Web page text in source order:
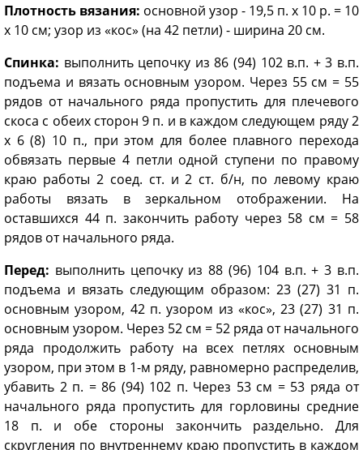
Плотность вязания: основной узор - 19,5 п. х 10 р. = 10
х 10 см; узор из «кос» (на 42 петли) - ширина 20 см.
Спинка: выполнить цепочку из 86 (94) 102 в.п. + 3 в.п.
подъема и вязать основным узором. Через 55 см = 55
рядов от начального ряда пропустить для плечевого
скоса с обеих сторон 9 п. и в каждом следующем ряду 2
х 6 (8) 10 п., при этом для более плавного перехода
обвязать первые 4 петли одной ступени по правому
краю работы 2 соед. ст. и 2 ст. б/н, по левому краю
работы вязать в зеркальном отображении. На
оставшихся 44 п. закончить работу через 58 см = 58
рядов от начального ряда.
Перед: выполнить цепочку из 88 (96) 104 в.п. + 3 в.п.
подъема и вязать следующим образом: 23 (27) 31 п.
основным узором, 42 п. узором из «кос», 23 (27) 31 п.
основным узором. Через 52 см = 52 ряда от начального
ряда продолжить работу на всех петлях основным
узором, при этом в 1-м ряду, равномерно распределив,
убавить 2 п. = 86 (94) 102 п. Через 53 см = 53 ряда от
начального ряда пропустить для горловины средние
18 п. и обе стороны закончить раздельно. Для
скругления по внутреннему краю пропустить в каждом